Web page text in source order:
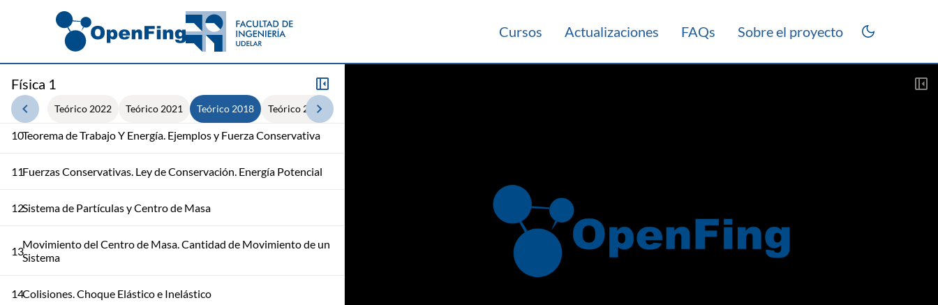
Cursos Actualizaciones FAQs Sobre el proyecto
Física 1
Teórico 2022 Teórico 2021 Teórico 2018 Teórico 2014
Dinámica y Ejemplos de Fuerza
8 Dinámica y Ejemplos de Fuerzas: Tensión y Elástica
9 Fuerza de Fricción. Trabajo en una Partícula
10Teorema de Trabajo Y Energía. Ejemplos y Fuerza Conservativa
11Fuerzas Conservativas. Ley de Conservación. Energía Potencial
12Sistema de Partículas y Centro de Masa
13Movimiento del Centro de Masa. Cantidad de Movimiento de un
Sistema
14Colisiones. Choque Elástico e Inelástico